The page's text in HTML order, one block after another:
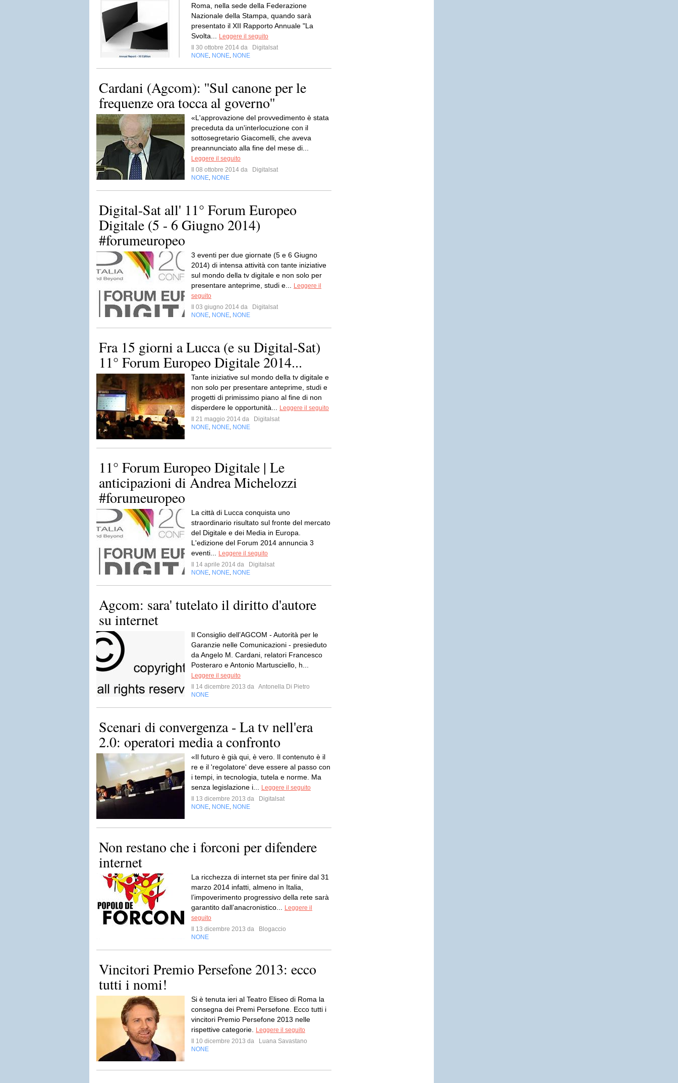
Roma, nella sede della Federazione
Nazionale della Stampa, quando sarà
presentato il XII Rapporto Annuale "La
Svolta...
Leggere il seguito
Il 30 ottobre 2014 da
Digitalsat
NONE NONE NONE
Cardani (Agcom): ''Sul canone per le
frequenze ora tocca al governo''
«L'approvazione del provvedimento è stata
preceduta da un'interlocuzione con il
sottosegretario Giacomelli, che aveva
preannunciato alla fine del mese di...
Leggere il seguito
Il 08 ottobre 2014 da
Digitalsat
NONE NONE
Digital-Sat all' 11° Forum Europeo
Digitale (5 - 6 Giugno 2014)
#forumeuropeo
3 eventi per due giornate (5 e 6 Giugno
2014) di intensa attività con tante iniziative
sul mondo della tv digitale e non solo per
presentare anteprime, studi e...
Leggere il
seguito
Il 03 giugno 2014 da
Digitalsat
NONE NONE NONE
Fra 15 giorni a Lucca (e su Digital-Sat)
11° Forum Europeo Digitale 2014...
Tante iniziative sul mondo della tv digitale e
non solo per presentare anteprime, studi e
progetti di primissimo piano al fine di non
disperdere le opportunità...
Leggere il seguito
Il 21 maggio 2014 da
Digitalsat
NONE NONE NONE
11° Forum Europeo Digitale | Le
anticipazioni di Andrea Michelozzi
#forumeuropeo
La città di Lucca conquista uno
straordinario risultato sul fronte del mercato
del Digitale e dei Media in Europa.
L'edizione del Forum 2014 annuncia 3
eventi...
Leggere il seguito
Il 14 aprile 2014 da
Digitalsat
NONE NONE NONE
Agcom: sara' tutelato il diritto d'autore
su internet
Il Consiglio dell’AGCOM - Autorità per le
Garanzie nelle Comunicazioni - presieduto
da Angelo M. Cardani, relatori Francesco
Posteraro e Antonio Martusciello, h...
Leggere il seguito
Il 14 dicembre 2013 da Antonella Di Pietro
NONE
Scenari di convergenza - La tv nell'era
2.0: operatori media a confronto
«Il futuro è già qui, è vero. Il contenuto è il
re e il 'regolatore' deve essere al passo con
i tempi, in tecnologia, tutela e norme. Ma
senza legislazione i...
Leggere il seguito
Il 13 dicembre 2013 da
Digitalsat
NONE NONE NONE
Non restano che i forconi per difendere
internet
La ricchezza di internet sta per finire dal 31
marzo 2014 infatti, almeno in Italia,
l’impoverimento progressivo della rete sarà
garantito dall’anacronistico...
Leggere il
seguito
Il 13 dicembre 2013 da
Blogaccio
NONE
Vincitori Premio Persefone 2013: ecco
tutti i nomi!
Si è tenuta ieri al Teatro Eliseo di Roma la
consegna dei Premi Persefone. Ecco tutti i
vincitori Premio Persefone 2013 nelle
rispettive categorie.
Leggere il seguito
Il 10 dicembre 2013 da
Luana Savastano
NONE